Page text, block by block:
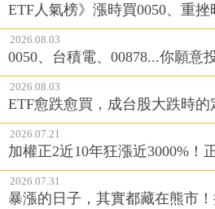
ETF人氣榜》漲時買0050、重
2026.08.03
0050、台積電、00878...你願意
2026.08.03
ETF愈跌愈買，成台股大跌時
2026.07.21
加權正2近10年狂漲近3000%！
2026.07.31
暴漲的日子，其實都藏在熊市